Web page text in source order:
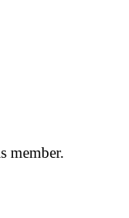
member.